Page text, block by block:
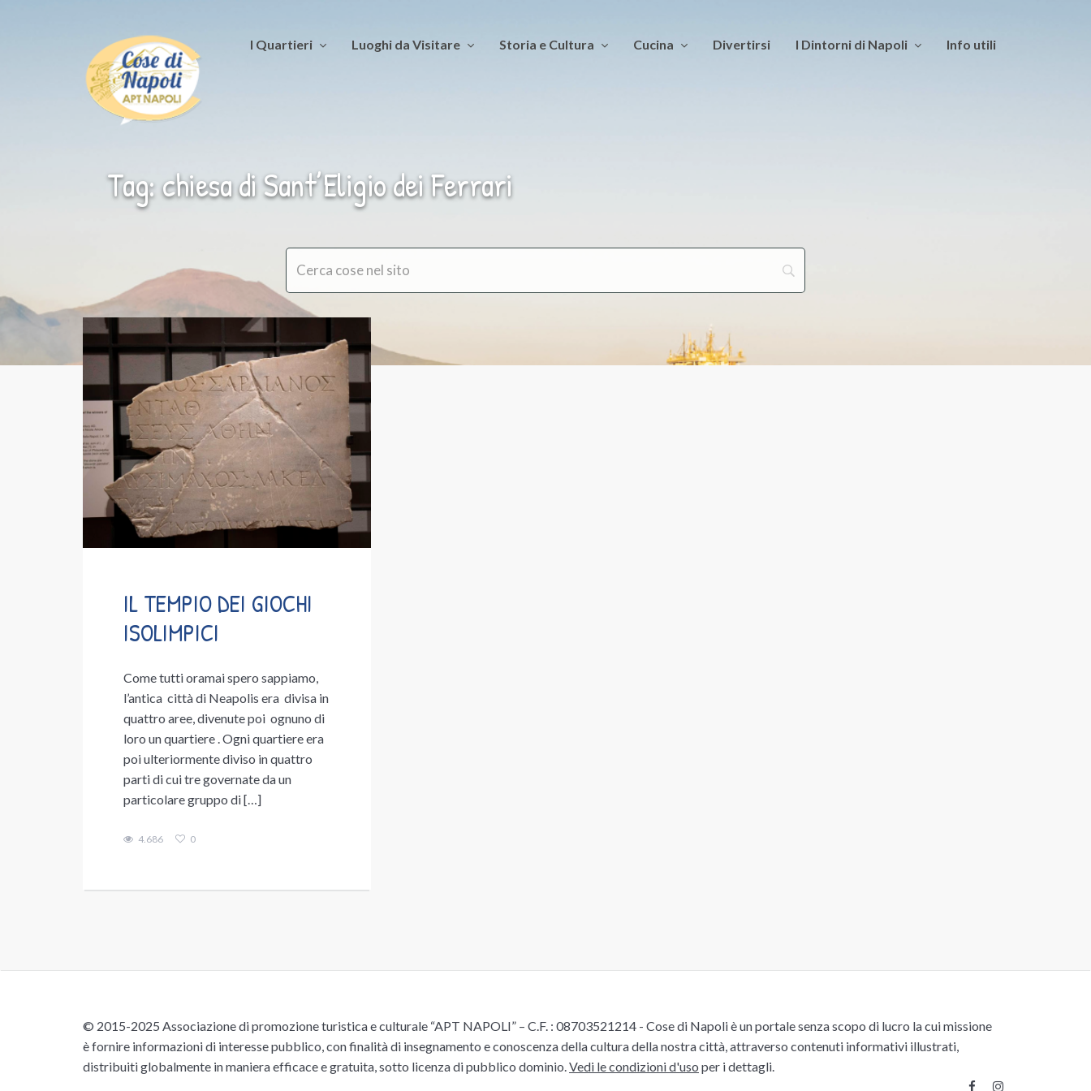
I Quartieri Luoghi da Visitare Storia e Cultura Cucina Divertirsi I Dintorni di Napoli Info utili
Tag: chiesa di Sant’Eligio dei Ferrari
IL TEMPIO DEI GIOCHI
ISOLIMPICI
Come tutti oramai spero sappiamo,
l’antica città di Neapolis era divisa in
quattro aree, divenute poi ognuno di
loro un quartiere . Ogni quartiere era
poi ulteriormente diviso in quattro
parti di cui tre governate da un
particolare gruppo di […]
4.686 0
© 2015-2025 Associazione di promozione turistica e culturale “APT NAPOLI” – C.F. : 08703521214 - Cose di Napoli è un portale senza scopo di lucro la cui missione
è fornire informazioni di interesse pubblico, con finalità di insegnamento e conoscenza della cultura della nostra città, attraverso contenuti informativi illustrati,
distribuiti globalmente in maniera efficace e gratuita, sotto licenza di pubblico dominio. Vedi le condizioni d'uso per i dettagli.